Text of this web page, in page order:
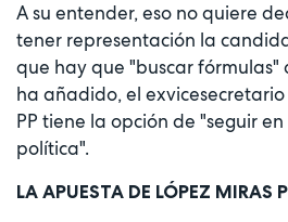
A su entender, eso no quiere
tener representación la
que hay que "buscar fórmulas"
ha añadido, el
PP tiene la opción de "seguir
política".
LA APUESTA DE LÓPEZ MIRAS